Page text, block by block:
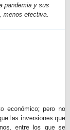
pandemia y sus
menos efectiva.
económico; pero no
las inversiones que
entre los que se